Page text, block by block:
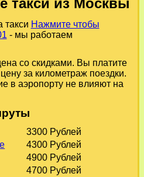
такси из Москвы
такси Нажмите чтобы
- мы работаем
со скидками. Вы платите
за километраж поездки.
в аэропорту не влияют на
3300 Рублей
4300 Рублей
4900 Рублей
4700 Рублей